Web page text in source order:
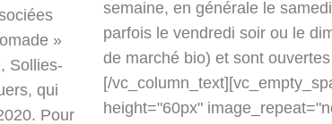
semaine, en générale le
parfois le vendredi soir ou le
de marché bio) et sont
[/
height="60px"
»
Sollies-
qui
Pour